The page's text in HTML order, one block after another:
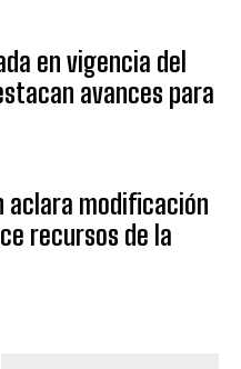
en vigencia del
avances para
aclara modificación
recursos de la